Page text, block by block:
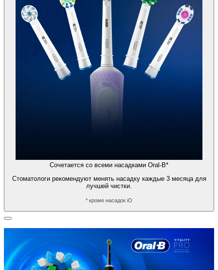
Сочетается со всеми насадками Oral-B*
Стоматологи рекомендуют менять насадку каждые 3 месяца для
лучшей чистки.
* кроме насадок iO